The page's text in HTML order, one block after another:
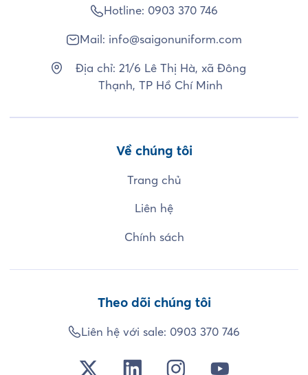
Hotline: 0903 370 746
Mail: info@saigonuniform.com
Địa chỉ: 21/6 Lê Thị Hà, xã Đông
Thạnh, TP Hồ Chí Minh
Về chúng tôi
Trang chủ
Liên hệ
Chính sách
Theo dõi chúng tôi
Liên hệ với sale: 0903 370 746